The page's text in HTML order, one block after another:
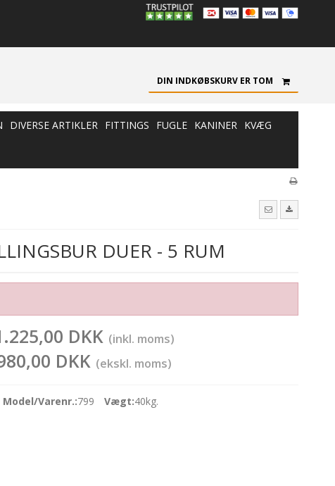
DIN INDKØBSKURV ER TOM
DIVERSE ARTIKLER FITTINGS FUGLE KANINER KVÆG
DUER - 5 RUM
DKK (inkl. moms)
DKK (ekskl. moms)
Model/Varenr.:799 Vægt:40kg.